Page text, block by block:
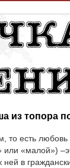
из топора
то есть любовь
или «малой»)
в